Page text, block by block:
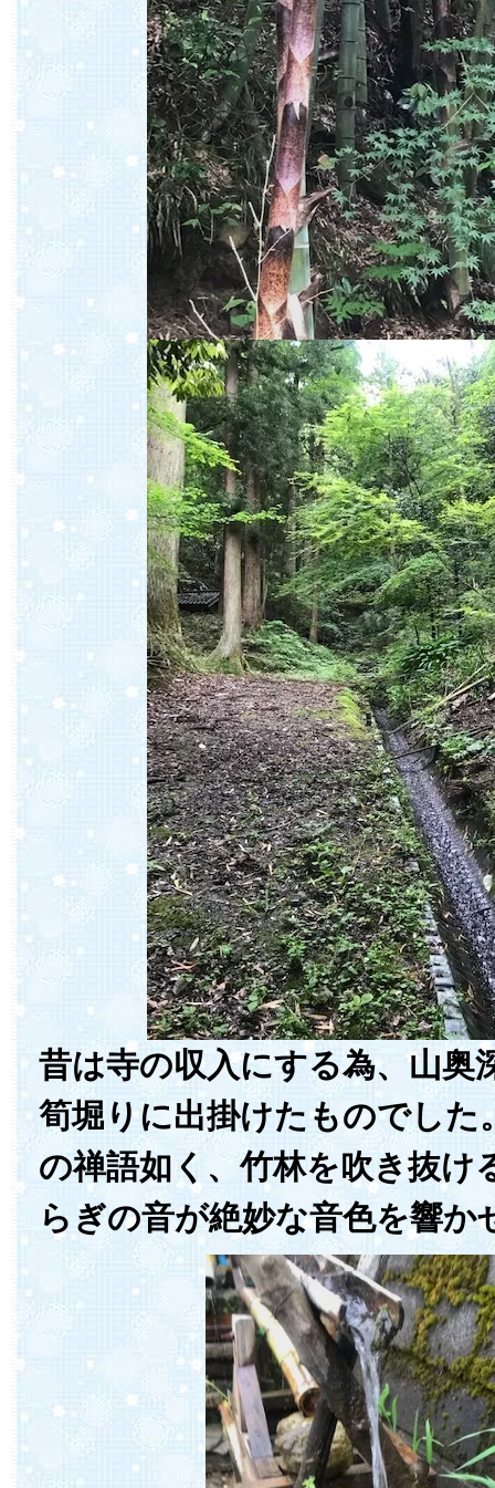
昔は寺の収入にする為、山奥
筍堀りに出掛けたものでした
の禅語如く、竹林を吹き抜け
らぎの音が絶妙な音色を響か